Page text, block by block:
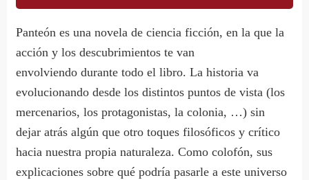
Panteón es una novela de ciencia ficción, en la que la
acción y los descubrimientos te van
envolviendo durante todo el libro. La historia va
evolucionando desde los distintos puntos de vista (los
mercenarios, los protagonistas, la colonia, …) sin
dejar atrás algún que otro toques filosóficos y crítico
hacia nuestra propia naturaleza. Como colofón, sus
explicaciones sobre qué podría pasarle a este universo